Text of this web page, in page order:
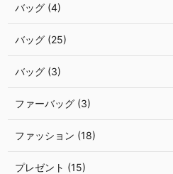
バッグ (4)
バッグ (25)
バッグ (3)
ファーバッグ (3)
ファッション (18)
プレゼント (15)